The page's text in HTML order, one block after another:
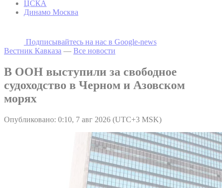
ЦСКА
Динамо Москва
Подписывайтесь на наc в Google-news
Вестник Кавказа — Все новости
В ООН выступили за свободное
судоходство в Черном и Азовском
морях
Опубликовано: 0:10, 7 авг 2026 (UTC+3 MSK)